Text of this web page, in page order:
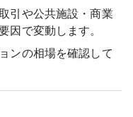
引や公共施設・商業
因で変動します。
ンの相場を確認して